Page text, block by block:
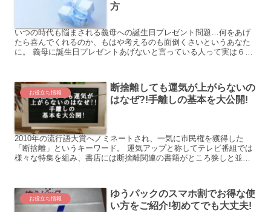
方
いつの時代も悩まされる義母への誕生日プレゼント問題…何をあげ
たら喜んでくれるのか、もはや考えるのも面倒くさいというあなた
に。 義母に誕生日プレゼントあげないと言っている人って実は６割
お役立ち情報
断捨離しても運気が上がらないの
はなぜ?!手離しの基本を大公開!
2010年の流行語大賞へノミネートされ、一気に市民権を獲得した
「断捨離」というキーワード。 運気アップと称してテレビ番組では
様々な特集を組み、書店には断捨離関連の書籍がところ狭しと並ん
お役立ち情報
ゆうパックのスマホ割でお得な使
い方をご紹介!初めてでも大丈夫!